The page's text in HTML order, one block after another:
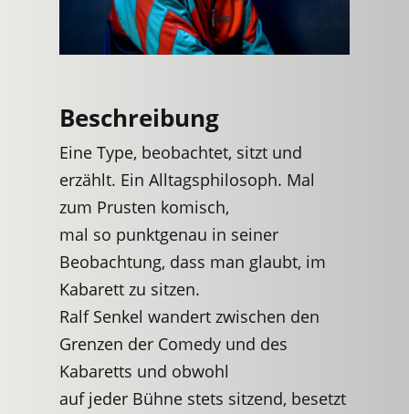
Beschreibung
Eine Type, beobachtet, sitzt und
erzählt. Ein Alltagsphilosoph. Mal
zum Prusten komisch,
mal so punktgenau in seiner
Beobachtung, dass man glaubt, im
Kabarett zu sitzen.
Ralf Senkel wandert zwischen den
Grenzen der Comedy und des
Kabaretts und obwohl
auf jeder Bühne stets sitzend, besetzt